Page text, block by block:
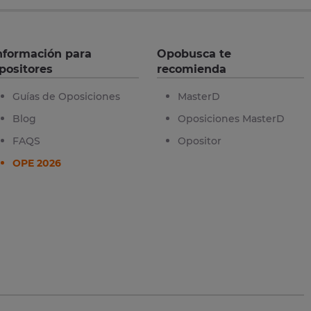
para
Guías de Oposiciones
Blog
FAQS
OPE 2026
Opobusca te
recomienda
MasterD
Oposiciones MasterD
Opositor